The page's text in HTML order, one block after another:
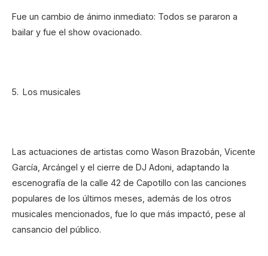
Fue un cambio de ánimo inmediato: Todos se pararon a
bailar y fue el show ovacionado.
Los musicales
Las actuaciones de artistas como Wason Brazobán, Vicente
García, Arcángel y el cierre de DJ Adoni, adaptando la
escenografía de la calle 42 de Capotillo con las canciones
populares de los últimos meses, además de los otros
musicales mencionados, fue lo que más impactó, pese al
cansancio del público.